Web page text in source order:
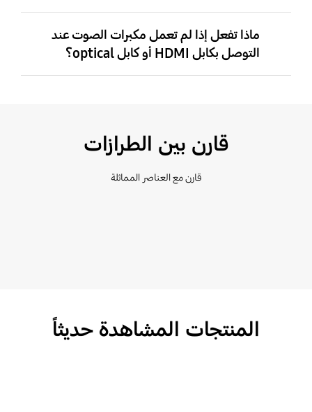
ماذا تفعل إذا لم تعمل مكبرات الصوت عند
التوصل بكابل HDMI أو كابل optical؟
قارن بين الطرازات
قارن مع العناصر المماثلة
المنتجات المشاهدة حديثاً